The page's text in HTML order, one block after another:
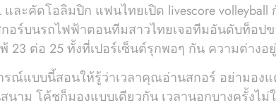
และคัดโอลิมปิก แฟนไทยเปิด livescore
กอร์บนรถไฟฟ้าตอนทีมสาวไทยเจอทีมอันดับท็อป
23 ต่อ 25 ทั้งที่เปอร์เซ็นต์รุกพอๆ กัน ความต่าง
รณ์แบบนี้สอนให้รู้ว่าเวลาคุณอ่านสกอร์ อย่ามอง
สนาม โค้ชก็มองแบบเดียวกัน เวลานอกบางครั้ง